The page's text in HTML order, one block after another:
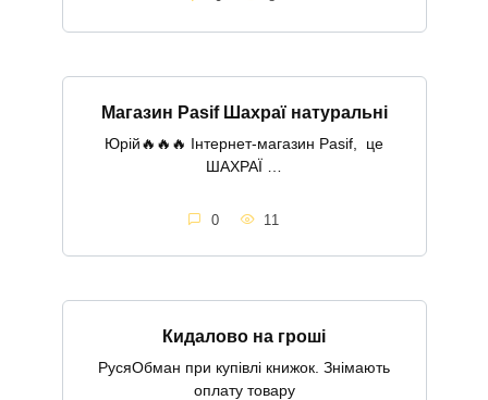
Магазин Pasif Шахраї натуральні
Юрій🔥🔥🔥 Інтернет-магазин Pasif, це
ШАХРАЇ …
0 11
Кидалово на гроші
РусяОбман при купівлі книжок. Знімають
оплату товару